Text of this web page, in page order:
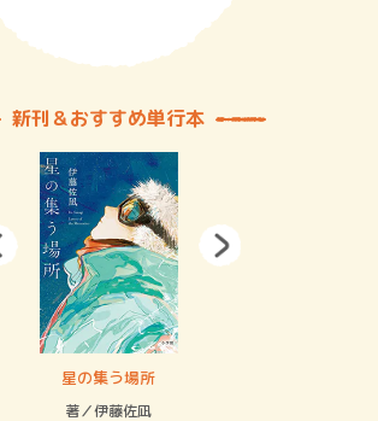
新刊＆おすすめ単行本
星の集う場所
著／伊藤佐凪